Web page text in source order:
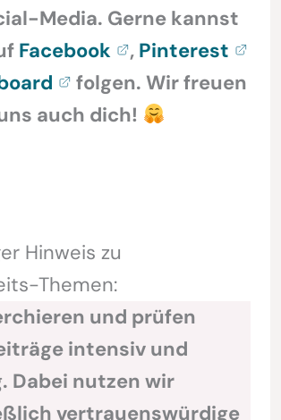
Media. Gerne kannst
Facebook , Pinterest
folgen. Wir freuen
auch dich!
Hinweis zu
Themen:
und prüfen
intensiv und
Dabei nutzen wir
vertrauenswürdige